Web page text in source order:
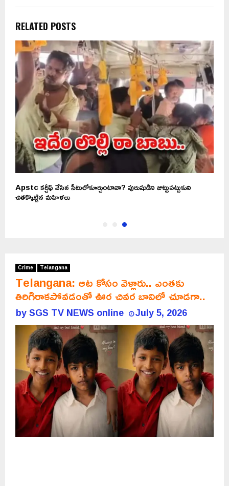
RELATED POSTS
Apstc కర్చీఫ్ వేసిన సీటులోకూర్చుంటావా? పురుషుడిని జుట్టుపట్టుకుని
చితక్కొట్టిన మహిళలు
Crime Telangana
Telangana: ఆట కోసం వెళ్లారు.. ఎంతకు
తిరిగిరాకపోవడంతో ఊర చివర బావిలో చూడగా..
bySGS TV NEWS online July 5, 2026